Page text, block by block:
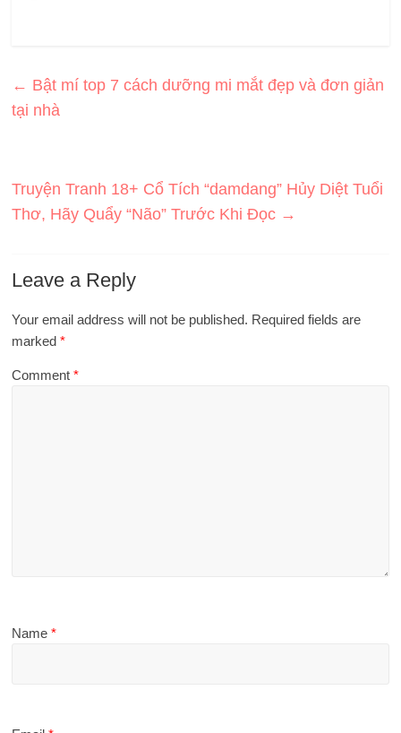
← Bật mí top 7 cách dưỡng mi mắt đẹp và đơn giản
tại nhà
Truyện Tranh 18+ Cổ Tích “damdang” Hủy Diệt Tuổi
Thơ, Hãy Quẩy “Não” Trước Khi Đọc →
Leave a Reply
Your email address will not be published. Required fields are
marked*
Comment*
Name*